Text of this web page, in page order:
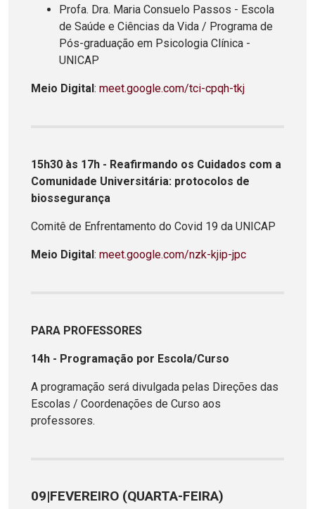
Profa. Dra. Maria Consuelo Passos - Escola
de Saúde e Ciências da Vida / Programa de
Pós-graduação em Psicologia Clínica -
UNICAP
Meio Digital: meet.google.com/tci-cpqh-tkj
15h30 às 17h - Reafirmando os Cuidados com a
Comunidade Universitária: protocolos de
biossegurança
Comitê de Enfrentamento do Covid 19 da UNICAP
Meio Digital: meet.google.com/nzk-kjip-jpc
PARA PROFESSORES
14h - Programação por Escola/Curso
A programação será divulgada pelas Direções das
Escolas / Coordenações de Curso aos
professores.
09|FEVEREIRO (QUARTA-FEIRA)